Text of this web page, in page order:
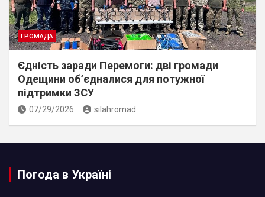
ГРОМАДА
Єдність заради Перемоги: дві громади
Одещини об’єдналися для потужної
підтримки ЗСУ
07/29/2026 silahromad
Погода в Україні